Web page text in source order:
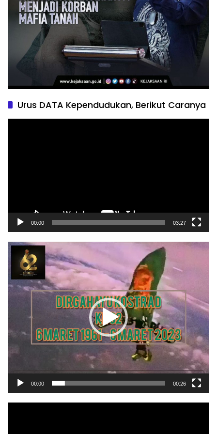
Urus DATA Kependudukan, Berikut Caranya
00:00 03:27
Pemutar
Video
00:00 00:26